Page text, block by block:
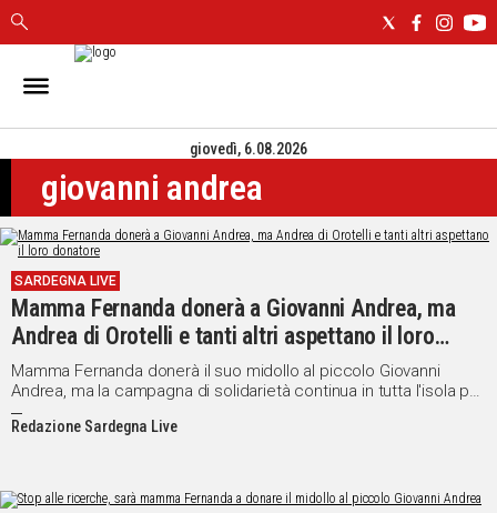
IN
CAGLIARI
SASSARI
NUORO
ORISTANO
SULCIS
GALLURA
OGLIASTRA
CAMPIDANO
POLITICA
giovedì, 6.08.2026
giovanni andrea
SARDEGNA LIVE
Mamma Fernanda donerà a Giovanni Andrea, ma
Andrea di Orotelli e tanti altri aspettano il loro
donatore
Mamma Fernanda donerà il suo midollo al piccolo Giovanni
Andrea, ma la campagna di solidarietà continua in tutta l'isola per
gli altri malati di leucemia
Redazione Sardegna Live